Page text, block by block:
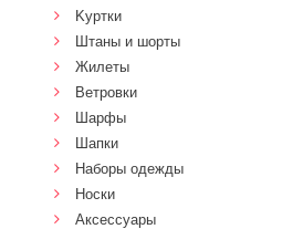
Kуртки
Штаны и шорты
Жилеты
Ветровки
Шарфы
Шапки
Наборы одежды
Носки
Аксессуары